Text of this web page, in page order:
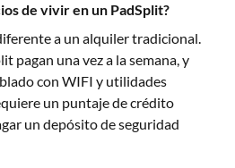
de vivir en un PadSplit?
a un alquiler tradicional.
pagan una vez a la semana, y
con WIFI y utilidades
un puntaje de crédito
un depósito de seguridad